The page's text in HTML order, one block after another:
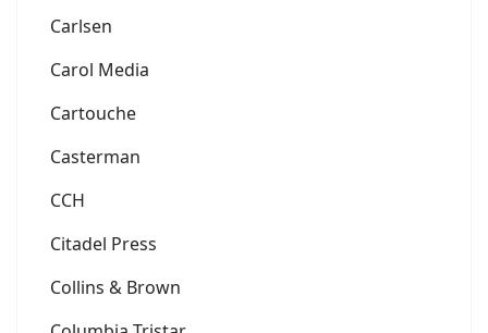
Carlsen
Carol Media
Cartouche
Casterman
CCH
Citadel Press
Collins & Brown